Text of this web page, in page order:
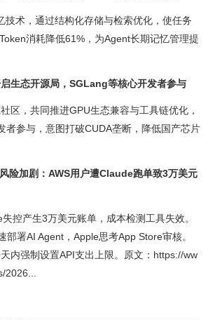
技术，通过结构化存储与检索优化，使任务
消耗降低61%，为Agent长期记忆管理提
生态开源局，SGLang等核心开发者参与
区，共同推进GPU生态兼容与工具链优化，
者参与，意图打破CUDA垄断，降低国产芯片
险加剧：AWS用户遭Claude跑单致3万美元
控产生3万美元账单，成本检测工具失效。
部署AI Agent，Apple思考App Store审核。
内强制设置API支出上限。原文：https://ww